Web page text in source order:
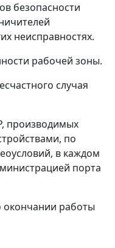
безопасности
неисправностях.
рабочей зоны.
случая
производимых
по
в каждом
порта
окончании работы